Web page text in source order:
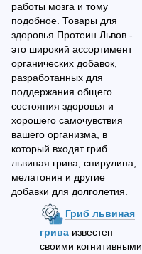
работы мозга и тому
подобное. Товары для
здоровья Протеин Львов -
это широкий ассортимент
органических добавок,
разработанных для
поддержания общего
состояния здоровья и
хорошего самочувствия
вашего организма, в
который входят гриб
львиная грива, спирулина,
мелатонин и другие
добавки для долголетия.
Гриб львиная
грива известен
своими когнитивными